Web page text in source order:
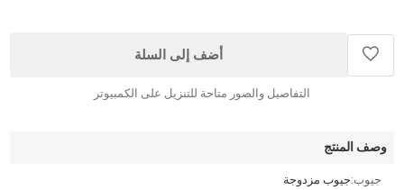
أضف إلى السلة
التفاصيل والصور متاحة للتنزيل على الكمبيوتر
وصف المنتج
جيوب:جيوب مزدوجة